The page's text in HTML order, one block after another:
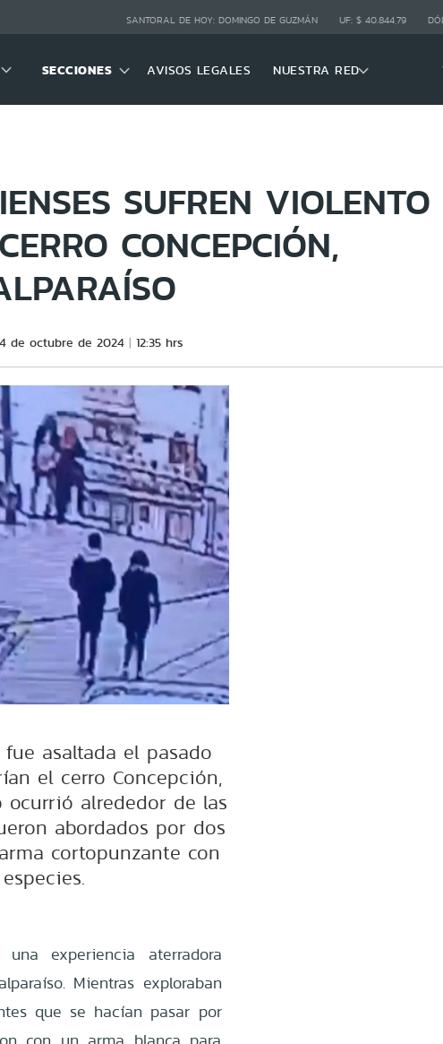
SANTORAL DE HOY: DOMINGO DE GUZMÁN UF: $ 40.844,79
SECCIONES AVISOS LEGALES NUESTRA RED
SUFREN VIOLENTO
CONCEPCIÓN,
de octubre de 2024 12:35 hrs
asaltada el pasado
el cerro Concepción,
ocurrió alrededor de las
abordados por dos
cortopunzante con
experiencia aterradora
Mientras exploraban
que se hacían pasar por